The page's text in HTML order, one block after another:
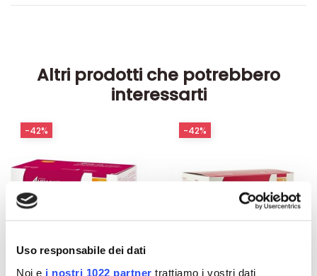
Uso responsabile dei dati
Noi e i nostri 1022 partner trattiamo i vostri dati
Altri prodotti che potrebbero
interessarti
-42% -42%